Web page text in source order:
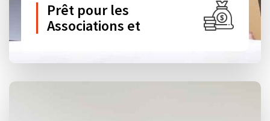
Prêt pour les
Associations et